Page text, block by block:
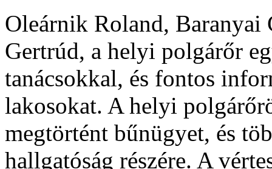
Oleárnik Roland, Baranyai
Gertrúd, a helyi polgárőr
tanácsokkal, és fontos
lakosokat. A helyi
megtörtént bűnügyet, és
hallgatóság részére. A